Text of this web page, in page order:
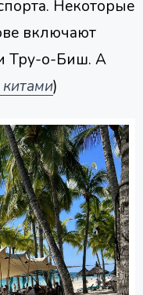
Некоторые
включают
Тру-о-Биш. А
)